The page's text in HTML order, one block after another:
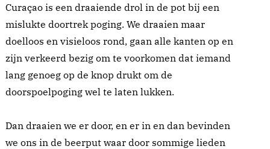
Curaçao is een draaiende drol in de pot bij een
mislukte doortrek poging. We draaien maar
doelloos en visieloos rond, gaan alle kanten op en
zijn verkeerd bezig om te voorkomen dat iemand
lang genoeg op de knop drukt om de
doorspoelpoging wel te laten lukken.
Dan draaien we er door, en er in en dan bevinden
we ons in de beerput waar door sommige lieden